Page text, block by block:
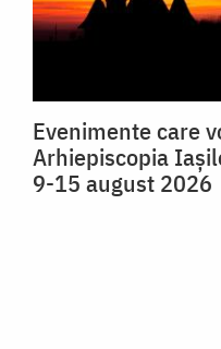
Evenimente care
Arhiepiscopia
9-15 august 2026